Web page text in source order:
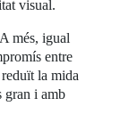
visual.
més, igual
entre
la mida
gran i amb